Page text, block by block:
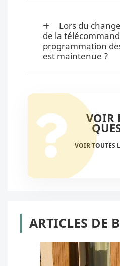
Lors du
de la
programmation
est maintenue ?
VOIR
VOIR TOUTES
ARTICLES DE